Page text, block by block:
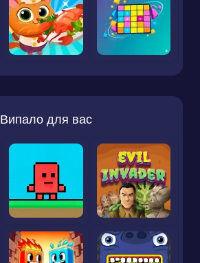
Випало для вас